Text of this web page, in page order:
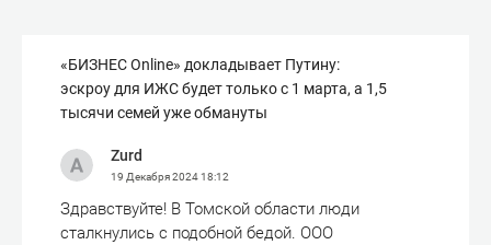
«БИЗНЕС Online» докладывает Путину:
эскроу для ИЖС будет только с 1 марта, а 1,5
тысячи семей уже обмануты
Zurd
19 Декабря 202418:12
Здравствуйте! В Томской области люди
сталкнулись с подобной бедой. ООО